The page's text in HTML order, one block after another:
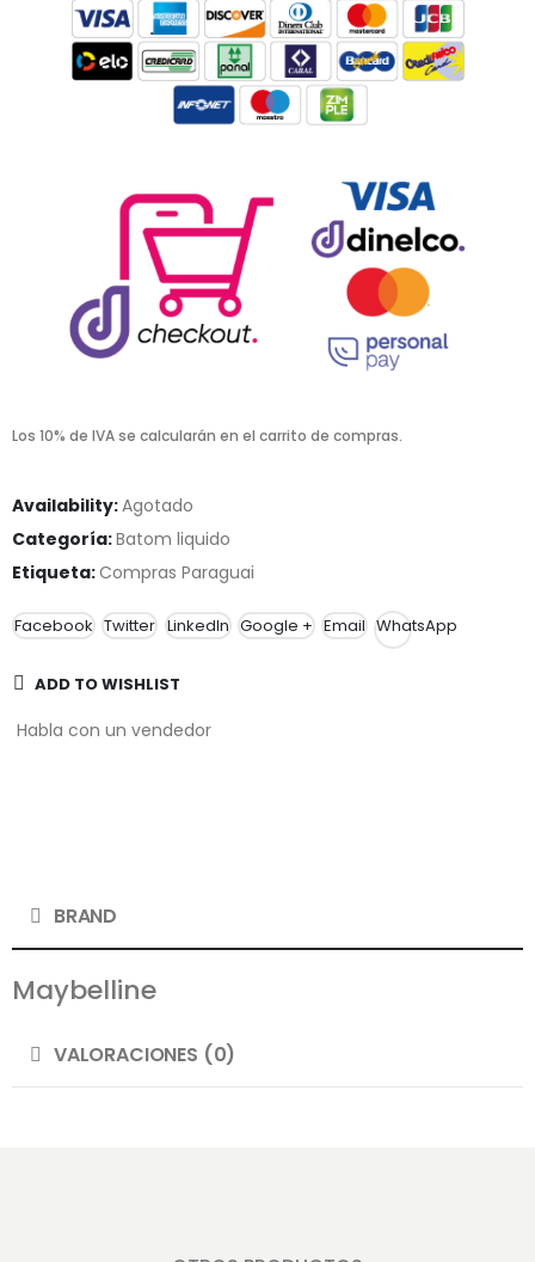
Los 10% de IVA se calcularán en el carrito de compras.
Availability:Agotado
Categoría:Batom liquido
Etiqueta:Compras Paraguai
Facebook Twitter LinkedIn Google + Email WhatsApp
ADD TO WISHLIST
Habla con un vendedor
BRAND
Maybelline
VALORACIONES (0)